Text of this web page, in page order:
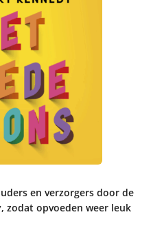
en verzorgers door de
zodat opvoeden weer leuk